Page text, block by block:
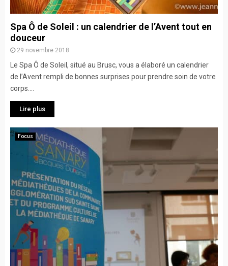
Spa Ô de Soleil : un calendrier de l’Avent tout en
douceur
29 novembre 2018
Le Spa Ô de Soleil, situé au Brusc, vous a élaboré un calendrier
de l’Avent rempli de bonnes surprises pour prendre soin de votre
corps....
Lire plus
Focus